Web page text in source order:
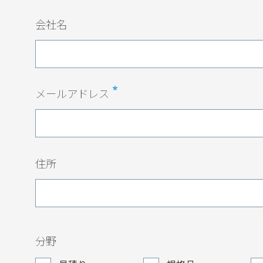
会社名
メールアドレス
住所
分野